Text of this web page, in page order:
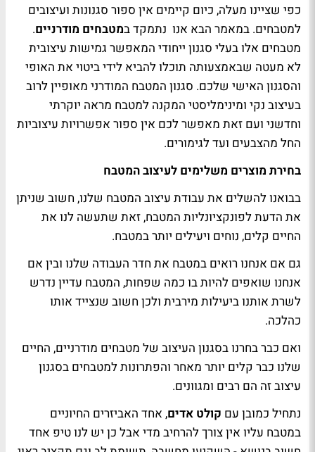
כפי שציינו מעלה, כיום קיימים אין ספור סגנונות ועיצובים
למטבחים. במאמר הבא אנו נתמקד במטבחים מודרניים.
מטבחים אלו בעלי סגנון ייחודי המאפשר גמישות עיצובית
לא מעטה שבאמצעותה תוכלו להביא לידי ביטוי את האופי
והסגנון האישי שלכם. סגנון המטבח המודרני מאופיין לרוב
בעיצוב נקי ומינימליסטי המקנה למטבח מראה יוקרתי
וחדשני ועם זאת מאפשר לכם אין ספור אפשרויות עיצוביות
החל מהצבעים ועד לגימורים.
בחירת מוצרים משלימים לעיצוב המטבח
בבואנו להשלים את עבודת עיצוב המטבח שלנו, חשוב שניתן
את הדעת לפונקציונליות המטבח, זאת שתעשה לנו את
החיים קלים, נוחים ויעילים יותר במטבח.
גם אם אנחנו רואים במטבח את חדר העבודה שלנו ובין אם
אנחנו שואפים להיות בו כמה שפחות, המטבח עדיין נדרש
לשרת אותנו ביעילות מירבית ולכן חשוב שנצייד אותו
כהלכה.
ואם כבר בחרנו בסגנון העיצוב של מטבחים מודרניים, החיים
שלנו כבר קלים יותר מאחר והפתרונות למטבחים בסגנון
עיצוב זה הם רבים ומגוונים.
נתחיל כמובן עם קולט אדים, אחד האביזרים החיוניים
במטבח עליו אין צורך להרחיב מדי אבל כן יש לנו טיפ אחד